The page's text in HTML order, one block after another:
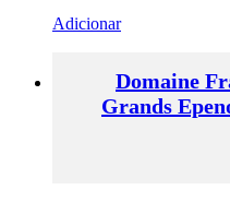
Adicionar
Domaine
Grands